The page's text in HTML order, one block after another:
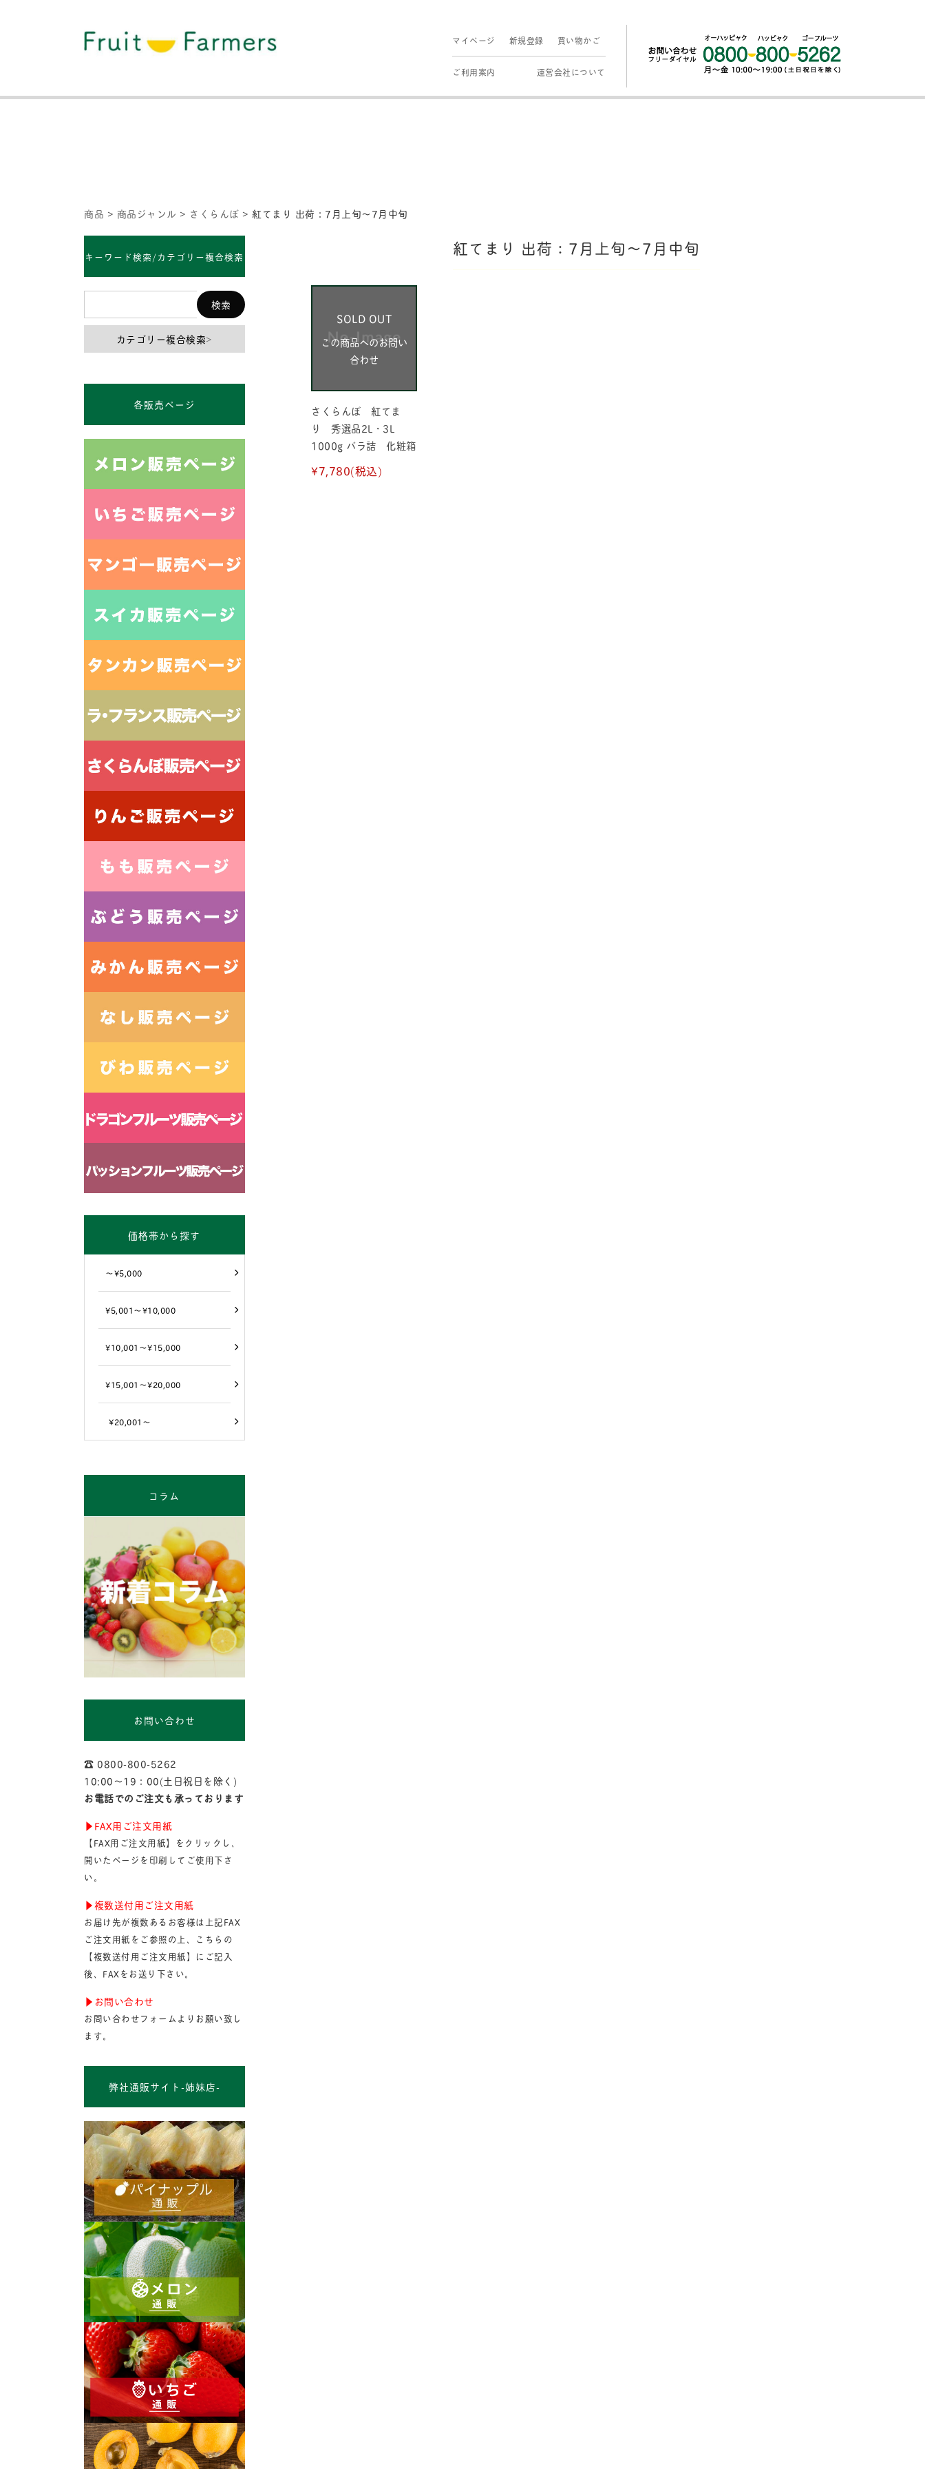
マイページ 新規登録 買い物かご
ご利用案内 運営会社について
商品 > 商品ジャンル > さくらんぼ > 紅てまり 出荷：7月上旬～7月中旬
紅てまり 出荷：7月上旬～7月中旬
SOLD OUT
この商品へのお問い
合わせ
さくらんぼ 紅てま
り 秀選品2L・3L
1000g バラ詰 化粧箱
¥7,780(税込)
キーワード検索/カテゴリー複合検索
カテゴリー複合検索>
各販売ページ
価格帯から探す
～¥5,000
¥5,001～¥10,000
¥10,001～¥15,000
¥15,001～¥20,000
¥20,001～
コラム
お問い合わせ
☎︎ 0800-800-5262
10:00〜19：00(土日祝日を除く)
お電話でのご注文も承っております
▶︎FAX用ご注文用紙
【FAX用ご注文用紙】をクリックし、
開いたページを印刷してご使用下さ
い。
▶︎複数送付用ご注文用紙
お届け先が複数あるお客様は上記FAX
ご注文用紙をご参照の上、こちらの
【複数送付用ご注文用紙】にご記入
後、FAXをお送り下さい。
▶︎お問い合わせ
お問い合わせフォームよりお願い致し
ます。
弊社通販サイト-姉妹店-